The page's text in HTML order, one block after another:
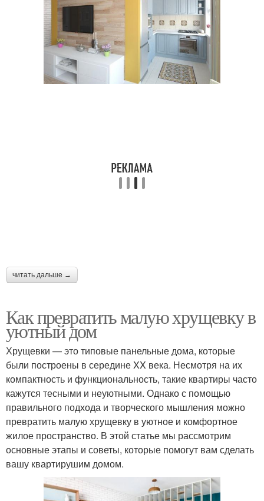
читать дальше →
Как превратить малую хрущевку в
уютный дом
Хрущевки — это типовые панельные дома, которые
были построены в середине XX века. Несмотря на их
компактность и функциональность, такие квартиры часто
кажутся тесными и неуютными. Однако с помощью
правильного подхода и творческого мышления можно
превратить малую хрущевку в уютное и комфортное
жилое пространство. В этой статье мы рассмотрим
основные этапы и советы, которые помогут вам сделать
вашу квартирушим домом.